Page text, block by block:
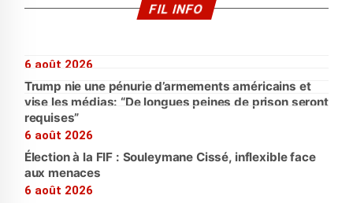
FIL INFO
6 août 2026
Trump nie une pénurie d’armements américains et
vise les médias: “De longues peines de prison seront
requises”
6 août 2026
Élection à la FIF : Souleymane Cissé, inflexible face
aux menaces
6 août 2026